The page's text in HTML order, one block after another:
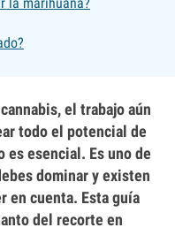
el trabajo aún
todo el potencial de
esencial. Es uno de
dominar y existen
en cuenta. Esta guía
del recorte en